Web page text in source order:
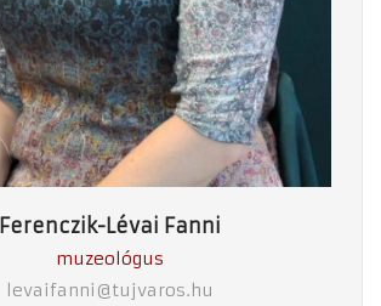
Ferenczik-Lévai Fanni
muzeológus
levaifanni@tujvaros.hu